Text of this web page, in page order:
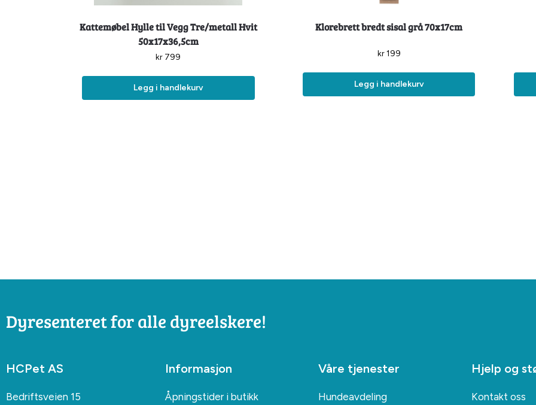
Kattemøbel Hylle til Vegg Tre/metall Hvit
50x17x36,5cm
kr 799
Legg i handlekurv
Klorebrett bredt sisal grå 70x17cm
kr199
Legg i handlekurv
Dyresenteret for alle dyreelskere!
HCPet AS
Bedriftsveien 15
Informasjon
Åpningstider i butikk
Våre tjenester
Hundeavdeling
Hjelp og
Kontakt oss